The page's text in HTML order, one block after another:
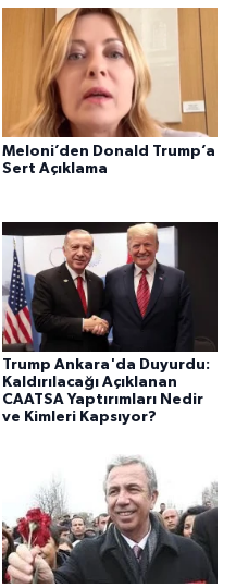
Meloni’den Donald Trump’a
Sert Açıklama
Trump Ankara'da Duyurdu:
Kaldırılacağı Açıklanan
CAATSA Yaptırımları Nedir
ve Kimleri Kapsıyor?